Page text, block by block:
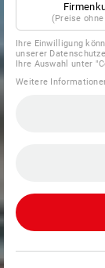
(Preise
Ihre Einwilligung
unserer
Ihre Auswahl unter
Weitere